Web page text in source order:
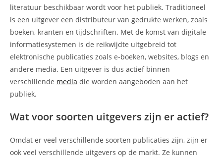
literatuur beschikbaar wordt voor het publiek. Traditioneel
is een uitgever een distributeur van gedrukte werken, zoals
boeken, kranten en tijdschriften. Met de komst van digitale
informatiesystemen is de reikwijdte uitgebreid tot
elektronische publicaties zoals e-boeken, websites, blogs en
andere media. Een uitgever is dus actief binnen
verschillende media die worden aangeboden aan het
publiek.
Wat voor soorten uitgevers zijn er actief?
Omdat er veel verschillende soorten publicaties zijn, zijn er
ook veel verschillende uitgevers op de markt. Ze kunnen